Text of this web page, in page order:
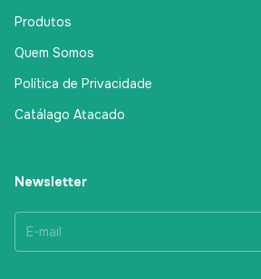
Produtos
Quem Somos
Política de Privacidade
Catálago Atacado
Newsletter